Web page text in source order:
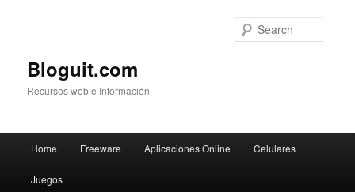
Bloguit.com
Recursos web e Información
Skip
to
Home Freeware Aplicaciones Online Celulares
Juegos